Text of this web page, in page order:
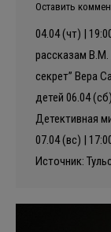
Оставить
04.04 (чт) |
рассказам
секрет” Вера
детей 06.04
Детективная
07.04 (вс) |
Источник: